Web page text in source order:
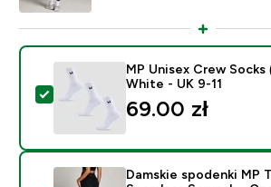
Wybierz ten produkt - MP
MP Unisex Crew Socks
White - UK 9-11
69.00 zł‎
Damskie spodenki MP